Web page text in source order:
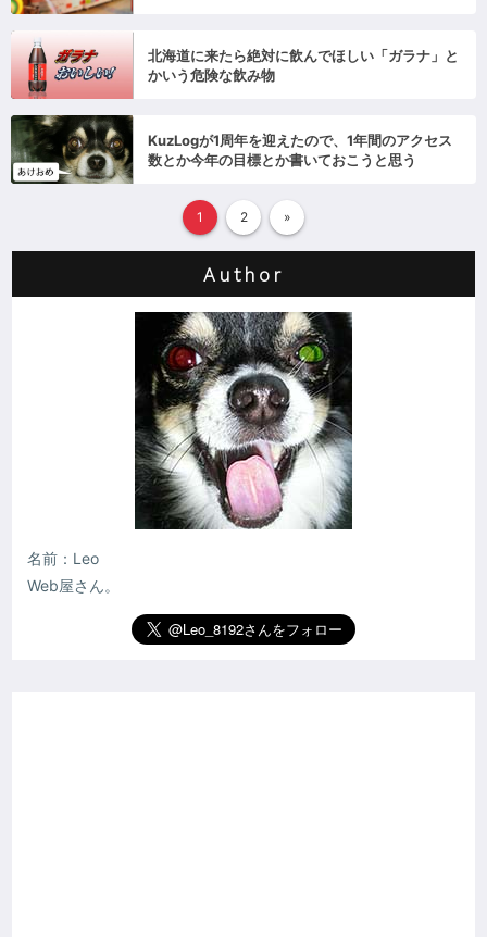
北海道に来たら絶対に飲んでほしい「ガラナ」と
かいう危険な飲み物
KuzLogが1周年を迎えたので、1年間のアクセス
数とか今年の目標とか書いておこうと思う
1 2 »
Author
名前：Leo
Web屋さん。